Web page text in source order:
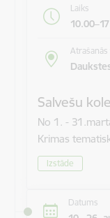
Laiks
Atrašanās
Salvešu
No 1. -
Krimas
Izstāde
Datums